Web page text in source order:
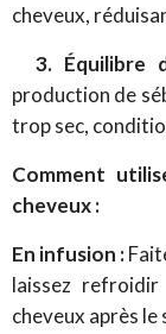
cheveux,
3. Équilibre
production de
trop sec,
Comment
cheveux :
En infusion :
laissez
cheveux après le